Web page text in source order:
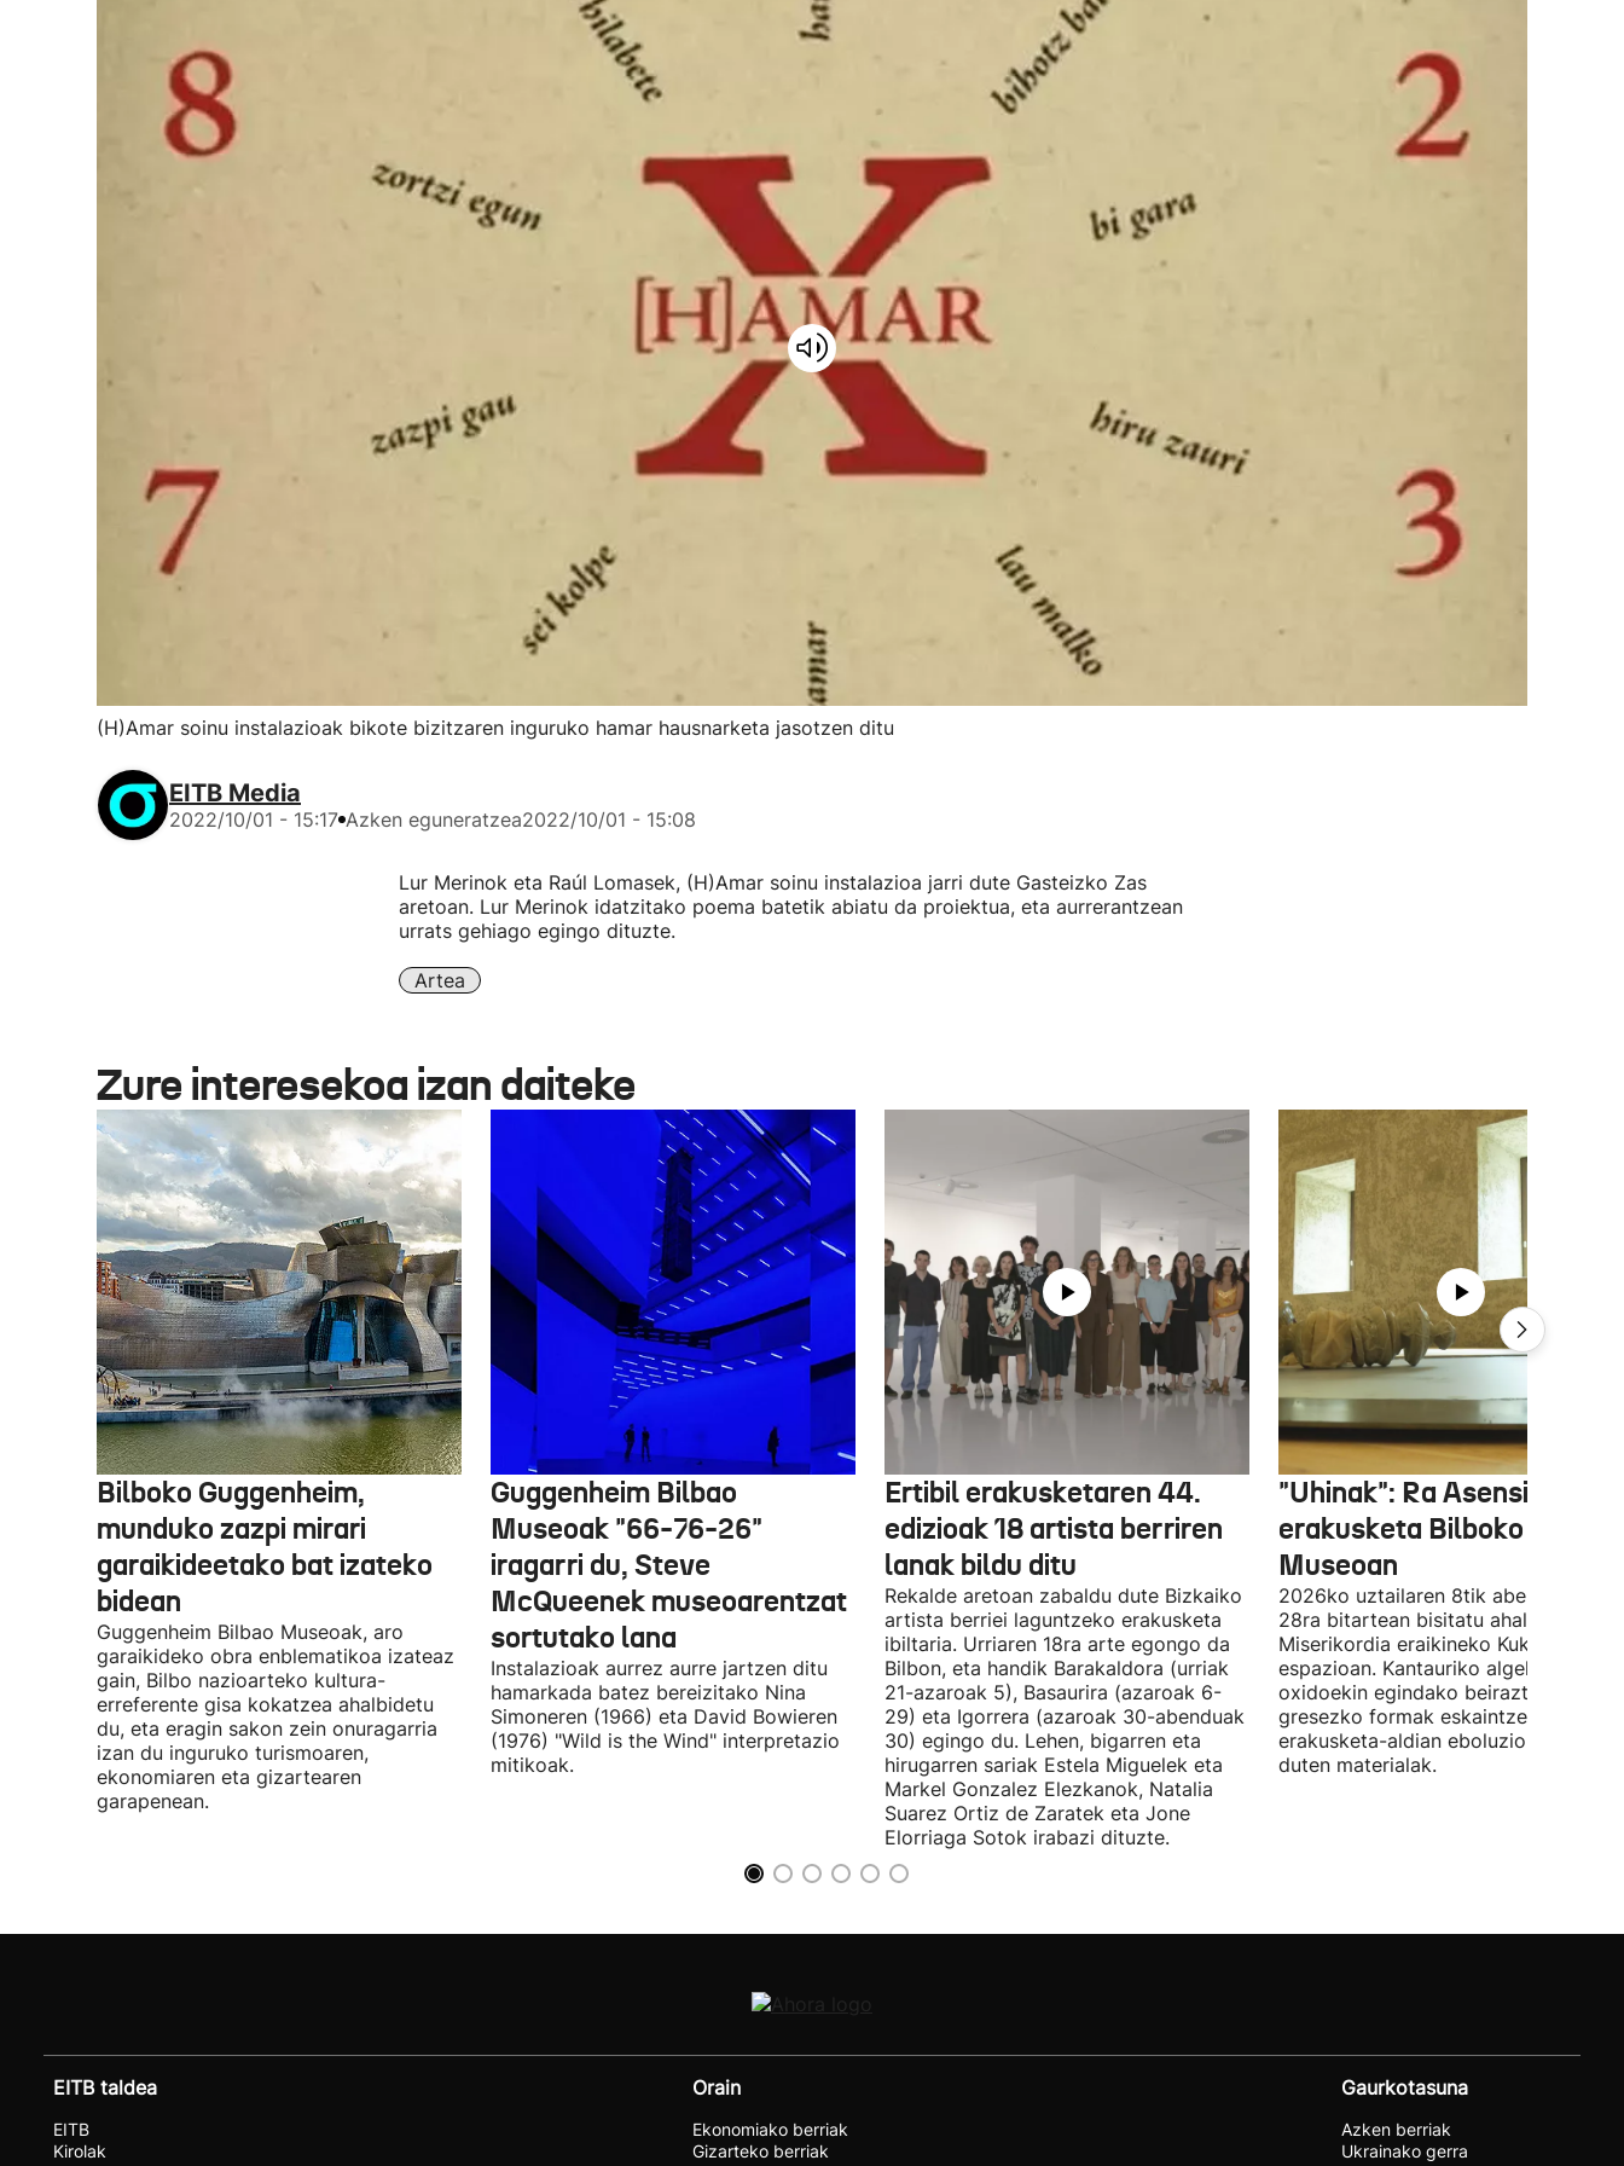
(H)Amar soinu instalazioak bikote bizitzaren inguruko hamar hausnarketa jasotzen ditu
EITB Media
2022/10/01 - 15:17 Azken eguneratzea2022/10/01 - 15:08
Lur Merinok eta Raúl Lomasek, (H)Amar soinu instalazioa jarri dute Gasteizko Zas
aretoan. Lur Merinok idatzitako poema batetik abiatu da proiektua, eta aurrerantzean
urrats gehiago egingo dituzte.
Artea
Zure interesekoa izan daiteke
Bilboko Guggenheim,
munduko zazpi mirari
garaikideetako bat izateko
bidean
Guggenheim Bilbao Museoak, aro
garaikideko obra enblematikoa izateaz
gain, Bilbo nazioarteko kultura-
erreferente gisa kokatzea ahalbidetu
du, eta eragin sakon zein onuragarria
izan du inguruko turismoaren,
ekonomiaren eta gizartearen
garapenean.
Guggenheim Bilbao
Museoak "66-76-26"
iragarri du, Steve
McQueenek museoarentzat
sortutako lana
Instalazioak aurrez aurre jartzen ditu
hamarkada batez bereizitako Nina
Simoneren (1966) eta David Bowieren
(1976) "Wild is the Wind" interpretazio
mitikoak.
Ertibil erakusketaren 44.
edizioak 18 artista berriren
lanak bildu ditu
Rekalde aretoan zabaldu dute Bizkaiko
artista berriei laguntzeko erakusketa
ibiltaria. Urriaren 18ra arte egongo da
Bilbon, eta handik Barakaldora (urriak
21-azaroak 5), Basaurira (azaroak 6-
29) eta Igorrera (azaroak 30-abenduak
30) egingo du. Lehen, bigarren eta
hirugarren sariak Estela Miguelek eta
Markel Gonzalez Elezkanok, Natalia
Suarez Ortiz de Zaratek eta Jone
Elorriaga Sotok irabazi dituzte.
"Uhinak": Ra Asensiren
erakusketa Bilboko Euskal
Museoan
2026ko uztailaren 8tik abenduaren
28ra bitartean bisitatu ahal izango
Miserikordia eraikineko Kukula
espazioan. Kantauriko algekin eta
oxidoekin egindako beiraztatutako
gresezko formak eskaintzen ditu,
erakusketa-aldian eboluzionatzen
duten materialak.
EITB taldea
EITB
Kirolak
Orain
Ekonomiako berriak
Gizarteko berriak
Gaurkotasuna
Azken berriak
Ukrainako gerra